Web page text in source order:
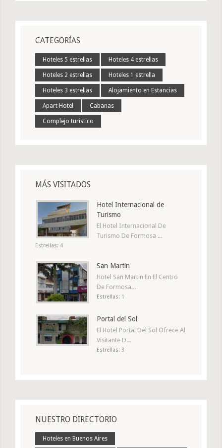
CATEGORÍAS
Hoteles 5 estrellas Hoteles 4 estrellas
Hoteles 2 estrellas Hoteles 1 estrella
Hoteles 3 estrellas Alojamiento en Estancias
Apart Hotel Cabanas
Complejo turistico
MÁS VISITADOS
Hotel Internacional de
Turismo
El Hotel Internacional De
Turismo De Formosa ...
Estrellas: 4
San Martin
Hotel San Martin En El Centro
De Formosa...
Estrellas: 1
Portal del Sol
El Hotel Portal Del Sol Ofrece Al
Visitante D...
Estrellas: 3
NUESTRO DIRECTORIO
Hoteles en Buenos Aires